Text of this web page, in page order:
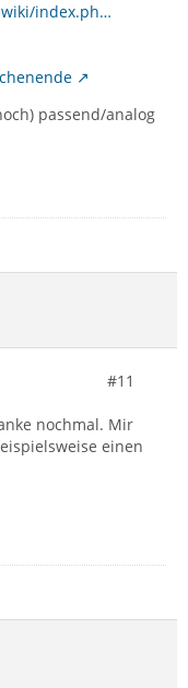
index.ph…
passend/analog
#11
nochmal. Mir
einen